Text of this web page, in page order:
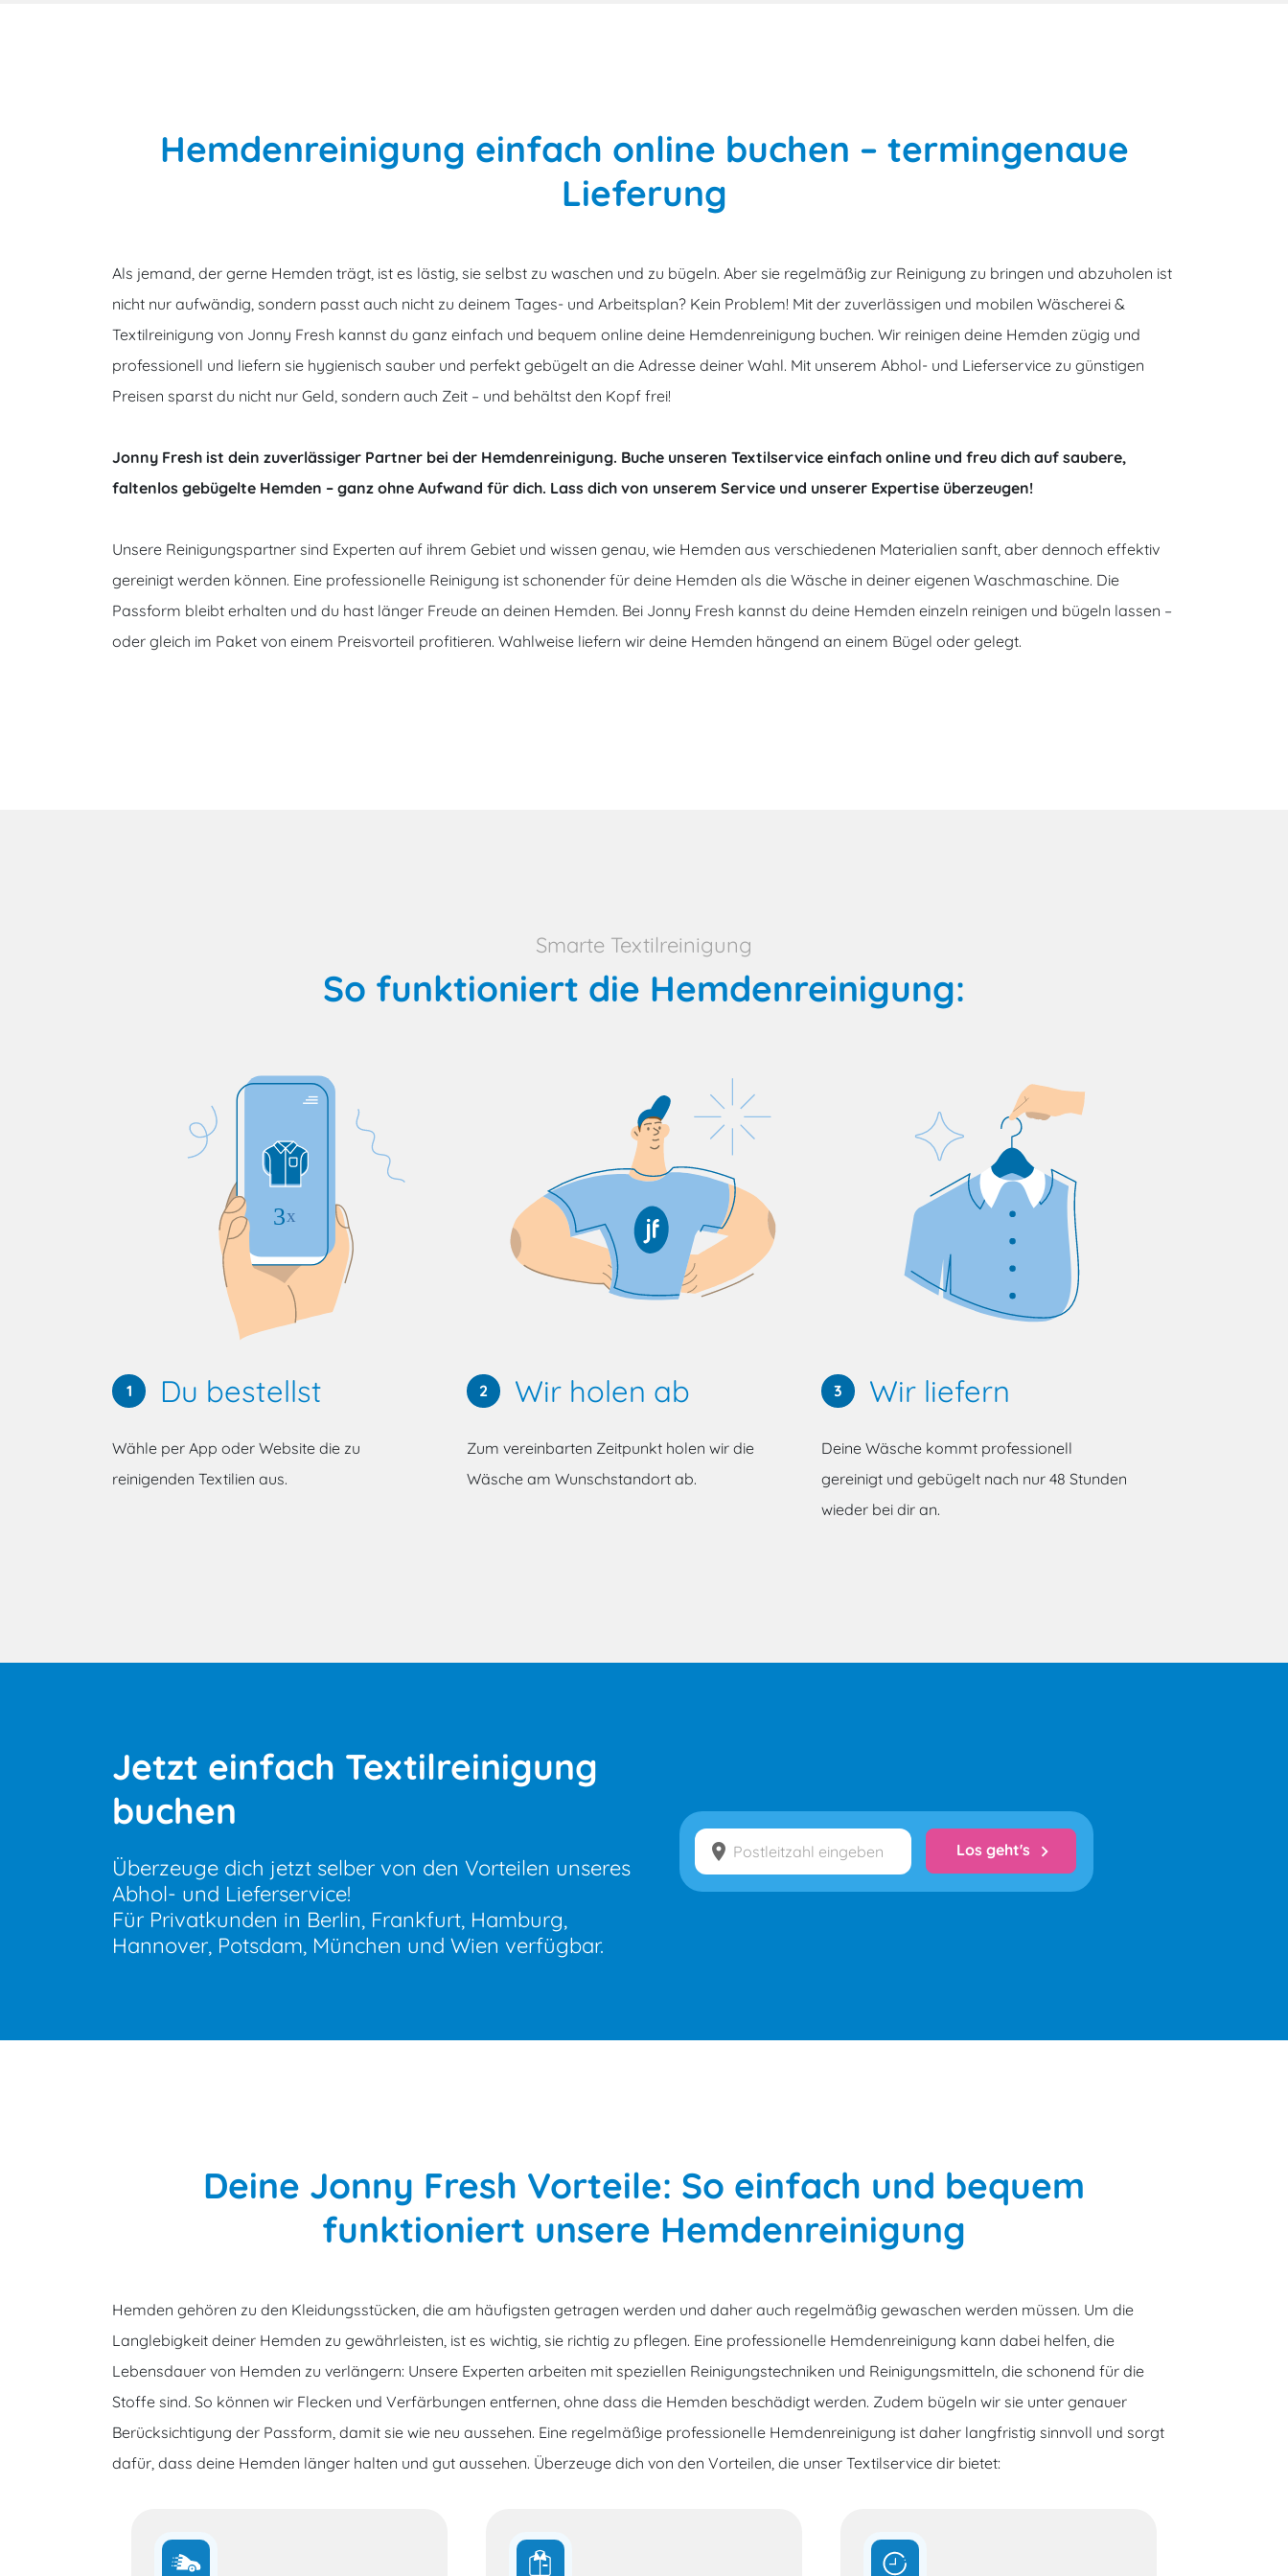
Hemdenreinigung einfach online buchen – termingenaue
Lieferung
Als jemand, der gerne Hemden trägt, ist es lästig, sie selbst zu waschen und zu bügeln. Aber sie regelmäßig zur Reinigung zu bringen und abzuholen ist
nicht nur aufwändig, sondern passt auch nicht zu deinem Tages- und Arbeitsplan? Kein Problem! Mit der zuverlässigen und mobilen Wäscherei &
Textilreinigung von Jonny Fresh kannst du ganz einfach und bequem online deine Hemdenreinigung buchen. Wir reinigen deine Hemden zügig und
professionell und liefern sie hygienisch sauber und perfekt gebügelt an die Adresse deiner Wahl. Mit unserem Abhol- und Lieferservice zu günstigen
Preisen sparst du nicht nur Geld, sondern auch Zeit – und behältst den Kopf frei!
Jonny Fresh ist dein zuverlässiger Partner bei der Hemdenreinigung. Buche unseren Textilservice einfach online und freu dich auf saubere,
faltenlos gebügelte Hemden – ganz ohne Aufwand für dich. Lass dich von unserem Service und unserer Expertise überzeugen!
Unsere Reinigungspartner sind Experten auf ihrem Gebiet und wissen genau, wie Hemden aus verschiedenen Materialien sanft, aber dennoch effektiv
gereinigt werden können. Eine professionelle Reinigung ist schonender für deine Hemden als die Wäsche in deiner eigenen Waschmaschine. Die
Passform bleibt erhalten und du hast länger Freude an deinen Hemden. Bei Jonny Fresh kannst du deine Hemden einzeln reinigen und bügeln lassen –
oder gleich im Paket von einem Preisvorteil profitieren. Wahlweise liefern wir deine Hemden hängend an einem Bügel oder gelegt.
Smarte Textilreinigung
So funktioniert die Hemdenreinigung:
1 Du bestellst
Wähle per App oder Website die zu
reinigenden Textilien aus.
2 Wir holen ab
Zum vereinbarten Zeitpunkt holen wir die
Wäsche am Wunschstandort ab.
3 Wir liefern
Deine Wäsche kommt professionell
gereinigt und gebügelt nach nur 48 Stunden
wieder bei dir an.
Jetzt einfach Textilreinigung
buchen
Überzeuge dich jetzt selber von den Vorteilen unseres
Abhol- und Lieferservice!
Für Privatkunden in Berlin, Frankfurt, Hamburg,
Hannover, Potsdam, München und Wien verfügbar.
location_on Los geht's chevron_right
Deine Jonny Fresh Vorteile: So einfach und bequem
funktioniert unsere Hemdenreinigung
Hemden gehören zu den Kleidungsstücken, die am häufigsten getragen werden und daher auch regelmäßig gewaschen werden müssen. Um die
Langlebigkeit deiner Hemden zu gewährleisten, ist es wichtig, sie richtig zu pflegen. Eine professionelle Hemdenreinigung kann dabei helfen, die
Lebensdauer von Hemden zu verlängern: Unsere Experten arbeiten mit speziellen Reinigungstechniken und Reinigungsmitteln, die schonend für die
Stoffe sind. So können wir Flecken und Verfärbungen entfernen, ohne dass die Hemden beschädigt werden. Zudem bügeln wir sie unter genauer
Berücksichtigung der Passform, damit sie wie neu aussehen. Eine regelmäßige professionelle Hemdenreinigung ist daher langfristig sinnvoll und sorgt
dafür, dass deine Hemden länger halten und gut aussehen. Überzeuge dich von den Vorteilen, die unser Textilservice dir bietet: